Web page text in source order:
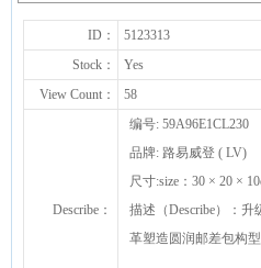
ID： 5123313
Stock：
Yes
View Count：
58
Describe：
编号: 59A96E1CL230
品牌: 路易威登 ( LV)
尺寸:size：30 × 20 ×
描述（Describe）：升
革塑造圆润邮差包构